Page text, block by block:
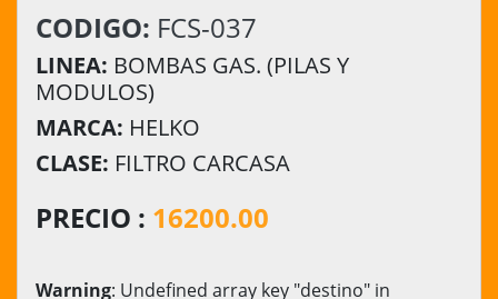
CODIGO: FCS-037
LINEA: BOMBAS GAS. (PILAS Y
MODULOS)
MARCA: HELKO
CLASE: FILTRO CARCASA
PRECIO : 16200.00
Warning: Undefined array key "destino" in